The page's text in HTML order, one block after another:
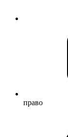
право